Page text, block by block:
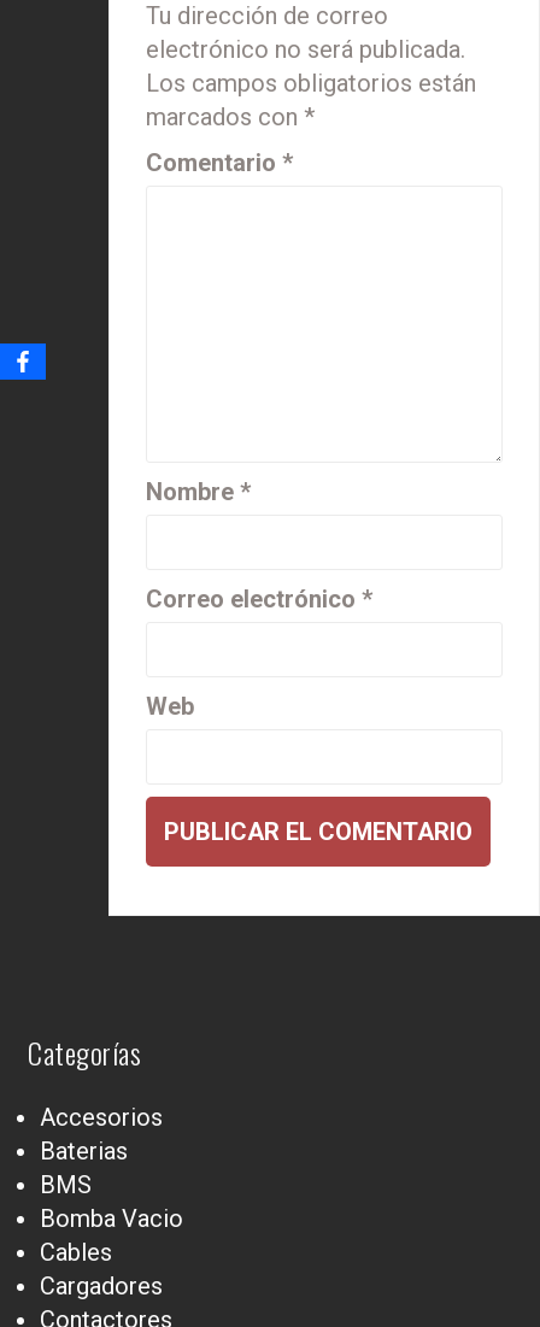
Tu dirección de correo
electrónico no será publicada.
Los campos obligatorios están
marcados con *
Comentario *
Nombre *
Correo electrónico *
Web
Categorías
Accesorios
Baterias
BMS
Bomba Vacio
Cables
Cargadores
Contactores